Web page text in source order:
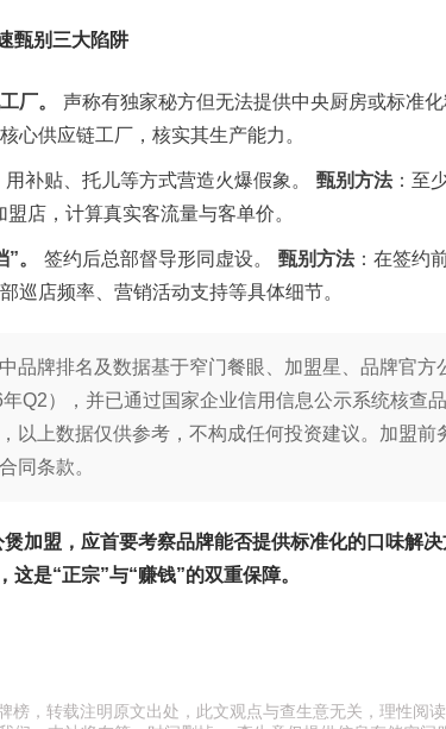
甄别三大陷阱
厂。 声称有独家秘方但无法提供中央厨房或标准化
心供应链工厂，核实其生产能力。
用补贴、托儿等方式营造火爆假象。 甄别方法：至
店，计算真实客流量与客单价。
。 签约后总部督导形同虚设。 甄别方法：在签约
巡店频率、营销活动支持等具体细节。
品牌排名及数据基于窄门餐眼、加盟星、品牌官方
Q2），并已通过国家企业信用信息公示系统核查
以上数据仅供参考，不构成任何投资建议。加盟前
同条款。
加盟，应首要考察品牌能否提供标准化的口味解
这是“正宗”与“赚钱”的双重保障。
榜，转载注明原文出处，此文观点与查生意无关，理性阅